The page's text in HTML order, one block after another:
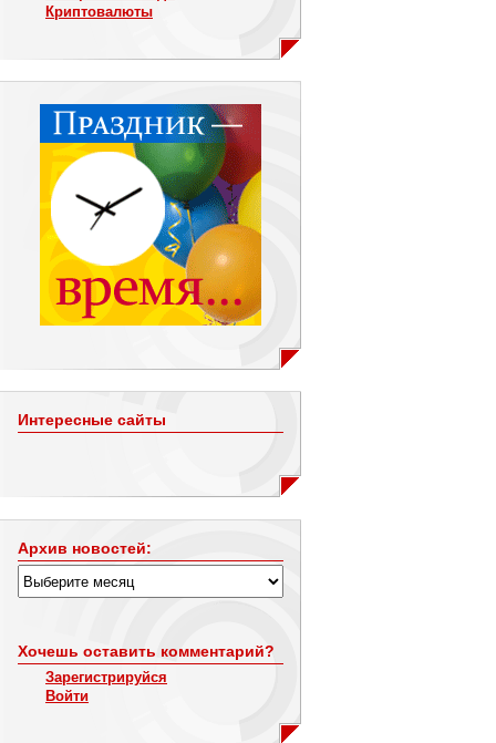
Криптовалюты
Интересные сайты
Архив новостей:
Хочешь оставить комментарий?
Зарегистрируйся
Войти